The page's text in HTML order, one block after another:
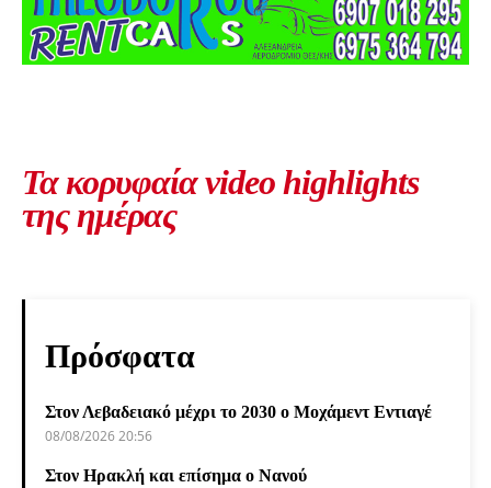
Τα κορυφαία video highlights
της ημέρας
Πρόσφατα
Στον Λεβαδειακό μέχρι το 2030 ο Μοχάμεντ Εντιαγέ
08/08/2026 20:56
Στον Ηρακλή και επίσημα ο Νανού